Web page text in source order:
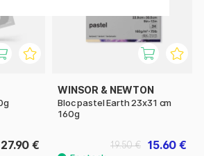
27.90 €
WINSOR & NEWTON
Bloc pastel Earth 23x31 cm
160g
15.60 €
19.50 €